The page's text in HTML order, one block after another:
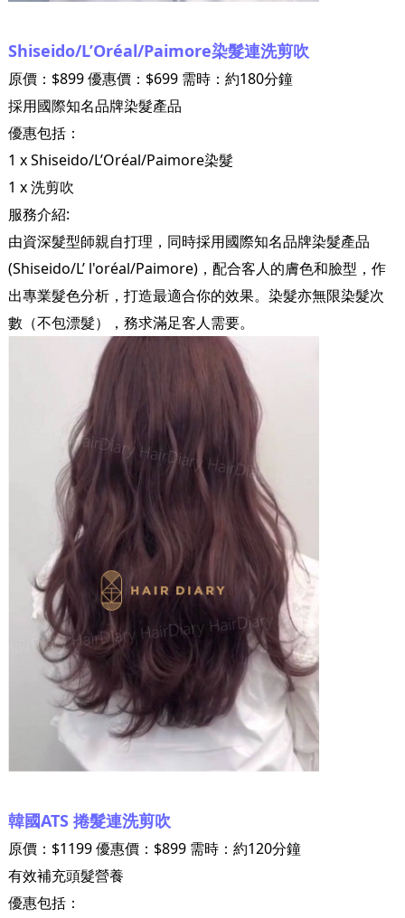
Shiseido/L’Oréal/Paimore染髮連洗剪吹
原價：$899 優惠價：$699 需時：約180分鐘
採用國際知名品牌染髮產品
優惠包括：
1 x Shiseido/L’Oréal/Paimore染髮
1 x 洗剪吹
服務介紹:
由資深髮型師親自打理，同時採用國際知名品牌染髮產品
(Shiseido/L’ l'oréal/Paimore)，配合客人的膚色和臉型，作
出專業髮色分析，打造最適合你的效果。染髮亦無限染髮次
數（不包漂髮），務求滿足客人需要。
韓國ATS 捲髮連洗剪吹
原價：$1199 優惠價：$899 需時：約120分鐘
有效補充頭髮營養
優惠包括：